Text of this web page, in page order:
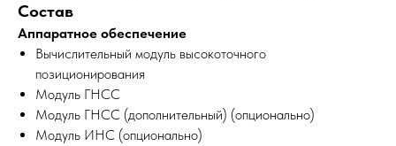
Состав
Аппаратное обеспечение
Вычислительный модуль высокоточного
позиционирования
Модуль ГНСС
Модуль ГНСС (дополнительный) (опционально)
Модуль ИНС (опционально)